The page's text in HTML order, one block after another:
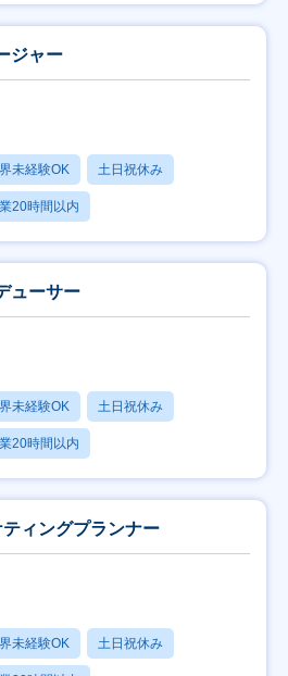
ジャー
未経験OK 土日祝休み
20時間以内
ューサー
未経験OK 土日祝休み
20時間以内
ティングプランナー
未経験OK 土日祝休み